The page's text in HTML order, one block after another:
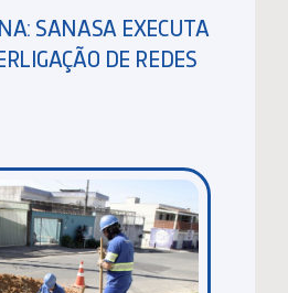
SANASA EXECUTA
DE REDES